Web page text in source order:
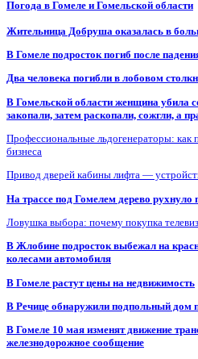
Погода в Гомеле и Гомельской области
Жительница Добруша оказалась в
В Гомеле подросток погиб после
Два человека погибли в лобовом
В Гомельской области женщина убила
закопали, затем раскопали, сожгли, а
Профессиональные льдогенераторы: как
бизнеса
Привод дверей кабины лифта —
На трассе под Гомелем дерево рухнуло
Ловушка выбора: почему покупка
В Жлобине подросток выбежал на
колесами автомобиля
В Гомеле растут цены на недвижимость
В Речице обнаружили подпольный дом
В Гомеле 10 мая изменят движение
железнодорожное сообщение